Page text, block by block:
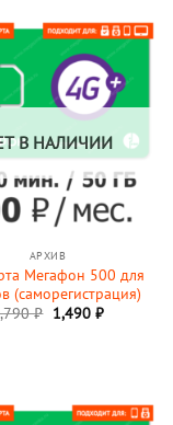
В НАЛИЧИИ
АРХИВ
Мегафон 500 для
(саморегистрация)
₽ Первоначальная
цена
1,490 ₽Текущая